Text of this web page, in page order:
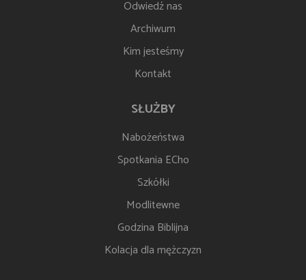
Odwiedź nas
Archiwum
Kim jesteśmy
Kontakt
SŁUŻBY
Nabożeństwa
Spotkania ECho
Szkółki
Modlitewne
Godzina Biblijna
Kolacja dla mężczyzn